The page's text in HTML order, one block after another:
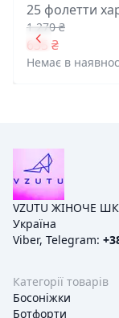
25 фолетти
36(р)
1 270 ₴
635 ₴
Немає в
VZUTU ЖІНОЧЕ
Україна
Viber, Telegram:
Категорії товарів
Босоніжки
Ботфорти